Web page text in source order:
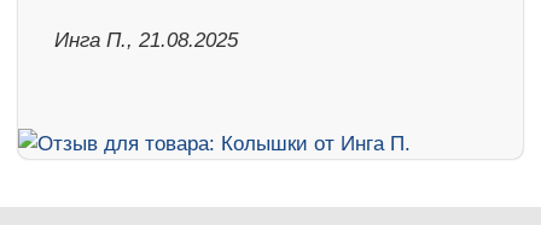
Инга П., 21.08.2025